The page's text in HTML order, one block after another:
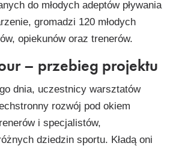
do młodych adeptów pływania
gromadzi 120 młodych
opiekunów oraz trenerów.
– przebieg projektu
dnia, uczestnicy warsztatów
rozwój pod okiem
i specjalistów,
dziedzin sportu. Kładą oni